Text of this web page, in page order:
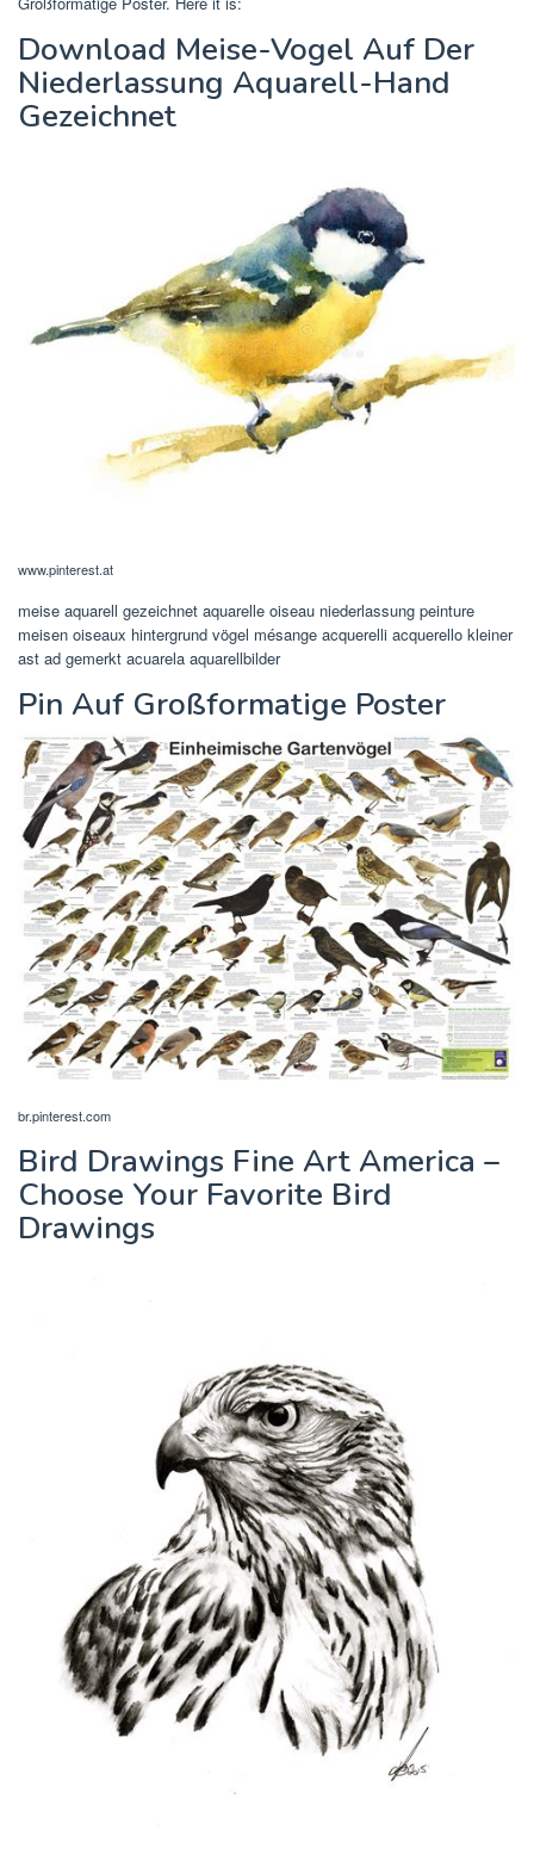
Download Meise-Vogel Auf Der
Niederlassung Aquarell-Hand
Gezeichnet
www.pinterest.at
meise aquarell gezeichnet aquarelle oiseau niederlassung peinture
meisen oiseaux hintergrund vögel mésange acquerelli acquerello kleiner
ast ad gemerkt acuarela aquarellbilder
Pin Auf Großformatige Poster
br.pinterest.com
Bird Drawings Fine Art America –
Choose Your Favorite Bird
Drawings